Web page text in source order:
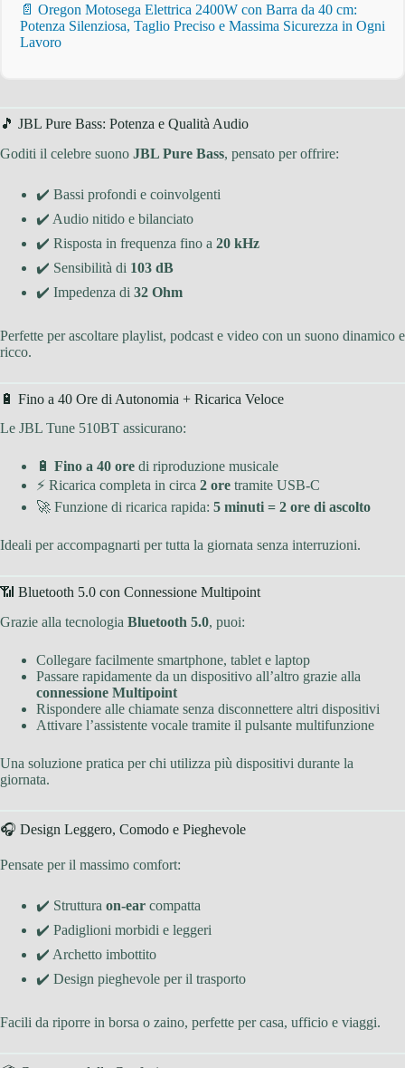
📄 Oregon Motosega Elettrica 2400W con Barra da 40 cm:
Potenza Silenziosa, Taglio Preciso e Massima Sicurezza in Ogni
Lavoro
🎵 JBL Pure Bass: Potenza e Qualità Audio
Goditi il celebre suono JBL Pure Bass, pensato per offrire:
✔️ Bassi profondi e coinvolgenti
✔️ Audio nitido e bilanciato
✔️ Risposta in frequenza fino a 20 kHz
✔️ Sensibilità di 103 dB
✔️ Impedenza di 32 Ohm
Perfette per ascoltare playlist, podcast e video con un suono dinamico e
ricco.
🔋 Fino a 40 Ore di Autonomia + Ricarica Veloce
Le JBL Tune 510BT assicurano:
🔋 Fino a 40 ore di riproduzione musicale
⚡ Ricarica completa in circa 2 ore tramite USB-C
🚀 Funzione di ricarica rapida: 5 minuti = 2 ore di ascolto
Ideali per accompagnarti per tutta la giornata senza interruzioni.
📶 Bluetooth 5.0 con Connessione Multipoint
Grazie alla tecnologia Bluetooth 5.0, puoi:
Collegare facilmente smartphone, tablet e laptop
Passare rapidamente da un dispositivo all’altro grazie alla
connessione Multipoint
Rispondere alle chiamate senza disconnettere altri dispositivi
Attivare l’assistente vocale tramite il pulsante multifunzione
Una soluzione pratica per chi utilizza più dispositivi durante la
giornata.
🎧 Design Leggero, Comodo e Pieghevole
Pensate per il massimo comfort:
✔️ Struttura on-ear compatta
✔️ Padiglioni morbidi e leggeri
✔️ Archetto imbottito
✔️ Design pieghevole per il trasporto
Facili da riporre in borsa o zaino, perfette per casa, ufficio e viaggi.